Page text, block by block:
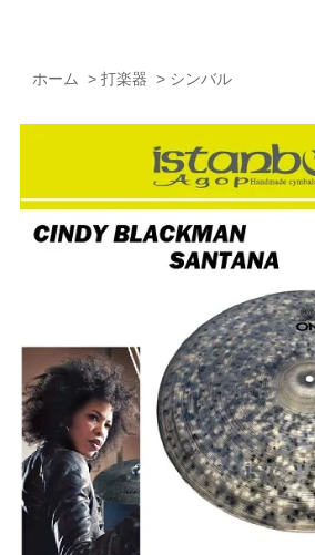
ホーム > 打楽器 > シンバル